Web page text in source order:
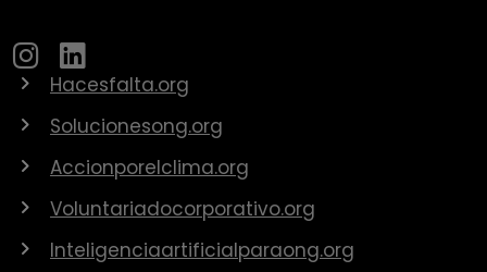
Hacesfalta.org
Solucionesong.org
Accionporelclima.org
Voluntariadocorporativo.org
Inteligenciaartificialparaong.org